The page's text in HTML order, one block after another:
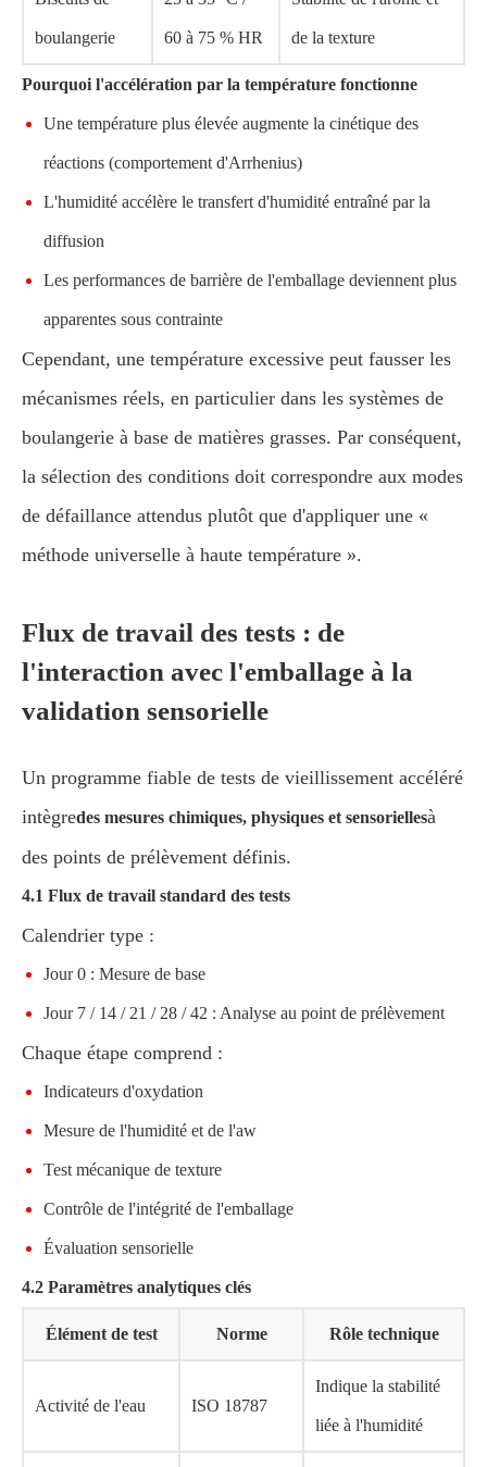
boulangerie 60 à 75 % HR de la texture
Pourquoi l'accélération par la température fonctionne
Une température plus élevée augmente la cinétique des
réactions (comportement d'Arrhenius)
L'humidité accélère le transfert d'humidité entraîné par la
diffusion
Les performances de barrière de l'emballage deviennent plus
apparentes sous contrainte
Cependant, une température excessive peut fausser les
mécanismes réels, en particulier dans les systèmes de
boulangerie à base de matières grasses. Par conséquent,
la sélection des conditions doit correspondre aux modes
de défaillance attendus plutôt que d'appliquer une «
méthode universelle à haute température ».
Flux de travail des tests : de
l'interaction avec l'emballage à la
validation sensorielle
Un programme fiable de tests de vieillissement accéléré
intègredes mesures chimiques, physiques et sensoriellesà
des points de prélèvement définis.
4.1 Flux de travail standard des tests
Calendrier type :
Jour 0 : Mesure de base
Jour 7 / 14 / 21 / 28 / 42 : Analyse au point de prélèvement
Chaque étape comprend :
Indicateurs d'oxydation
Mesure de l'humidité et de l'aw
Test mécanique de texture
Contrôle de l'intégrité de l'emballage
Évaluation sensorielle
4.2 Paramètres analytiques clés
Élément de test Norme Rôle technique
Activité de l'eau ISO 18787
Indique la stabilité
liée à l'humidité